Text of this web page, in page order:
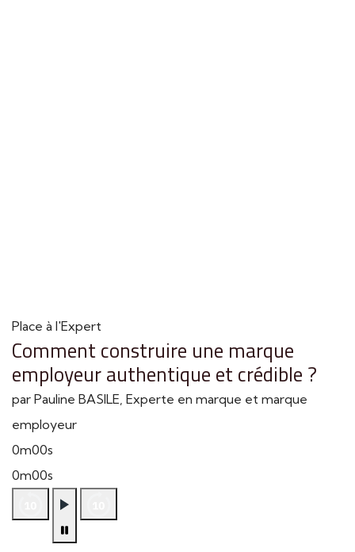
Place à l'Expert
Comment construire une marque
employeur authentique et crédible ?
par Pauline BASILE, Experte en marque et marque
employeur
0m00s
0m00s